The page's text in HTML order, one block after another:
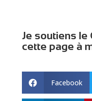
Je soutiens le
cette page à
 Facebook